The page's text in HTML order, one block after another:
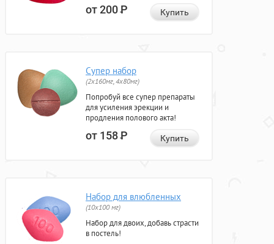
от 200Р Купить
Супер набор
(2х160мг, 4х80мг)
Попробуй все супер препараты
для усиления эрекции и
продления полового акта!
от 158Р Купить
Набор для влюбленных
(10х100 мг)
Набор для двоих, добавь страсти
в постель!